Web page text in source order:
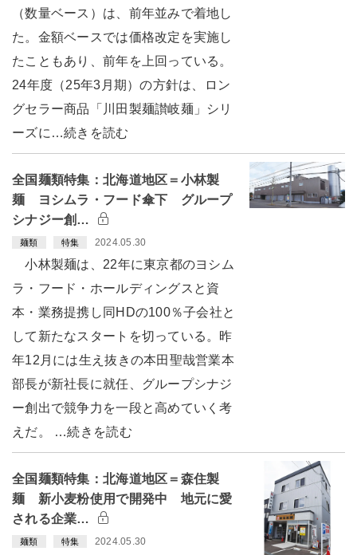
（数量ベース）は、前年並みで着地し
た。金額ベースでは価格改定を実施し
たこともあり、前年を上回っている。
24年度（25年3月期）の方針は、ロン
グセラー商品「川田製麺讃岐麺」シリ
ーズに…続きを読む
全国麺類特集：北海道地区＝小林製
麺 ヨシムラ・フード傘下 グループ
シナジー創…
麺類 特集 2024.05.30
小林製麺は、22年に東京都のヨシム
ラ・フード・ホールディングスと資
本・業務提携し同HDの100％子会社と
して新たなスタートを切っている。昨
年12月には生え抜きの本田聖哉営業本
部長が新社長に就任、グループシナジ
ー創出で競争力を一段と高めていく考
えだ。 …続きを読む
全国麺類特集：北海道地区＝森住製
麺 新小麦粉使用で開発中 地元に愛
される企業…
麺類 特集 2024.05.30